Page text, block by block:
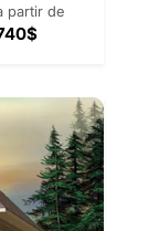
partir de